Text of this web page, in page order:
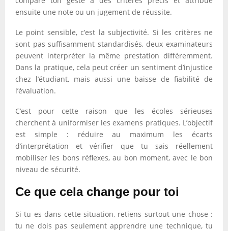
ensuite une note ou un jugement de réussite.
Le point sensible, c’est la subjectivité. Si les critères ne
sont pas suffisamment standardisés, deux examinateurs
peuvent interpréter la même prestation différemment.
Dans la pratique, cela peut créer un sentiment d’injustice
chez l’étudiant, mais aussi une baisse de fiabilité de
l’évaluation.
C’est pour cette raison que les écoles sérieuses
cherchent à uniformiser les examens pratiques. L’objectif
est simple : réduire au maximum les écarts
d’interprétation et vérifier que tu sais réellement
mobiliser les bons réflexes, au bon moment, avec le bon
niveau de sécurité.
Ce que cela change pour toi
Si tu es dans cette situation, retiens surtout une chose :
tu ne dois pas seulement apprendre une technique, tu